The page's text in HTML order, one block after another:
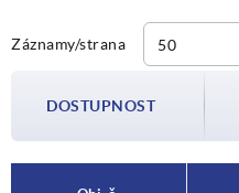
M4
Záznamy/strana
DOSTUPNOST